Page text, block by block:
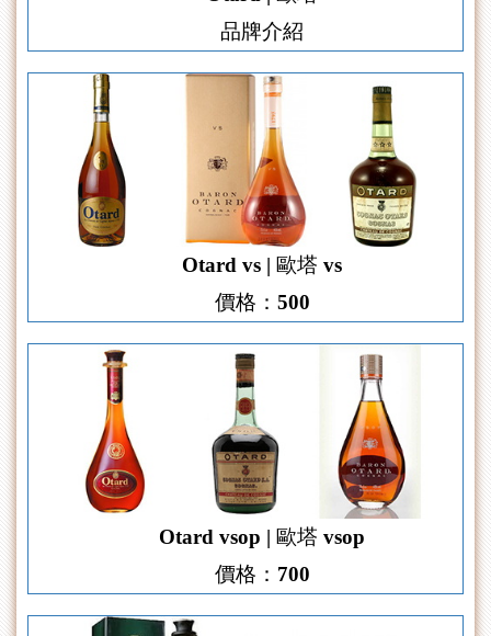
品牌介紹
Otard vs | 歐塔 vs
價格：500
Otard vsop | 歐塔 vsop
價格：700